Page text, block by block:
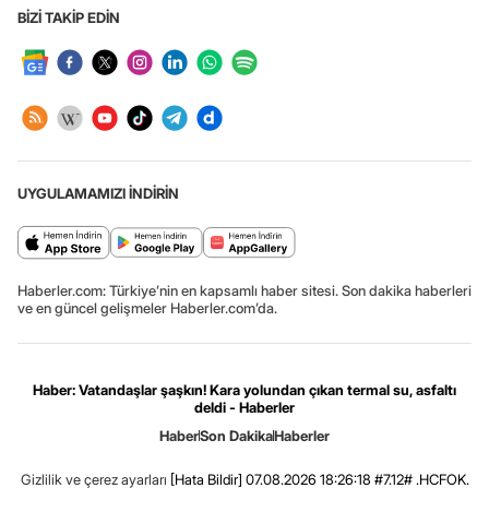
BİZİ TAKİP EDİN
UYGULAMAMIZI İNDİRİN
Haberler.com: Türkiye’nin en kapsamlı haber sitesi. Son dakika haberleri
ve en güncel gelişmeler Haberler.com’da.
Haber: Vatandaşlar şaşkın! Kara yolundan çıkan termal su, asfaltı
deldi - Haberler
HaberSon DakikaHaberler
Gizlilik ve çerez ayarları [Hata Bildir] 07.08.2026 18:26:18 #7.12# .HCFOK.